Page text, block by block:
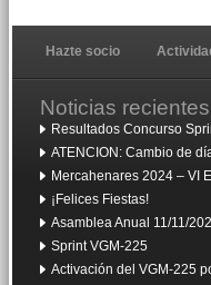
Hazte socio
Noticias recientes
Resultados Concurso
ATENCION: Cambio de
Mercahenares 2024 – VI
¡Felices Fiestas!
Asamblea Anual 11/11/
Sprint VGM-225
Activación del VGM-225